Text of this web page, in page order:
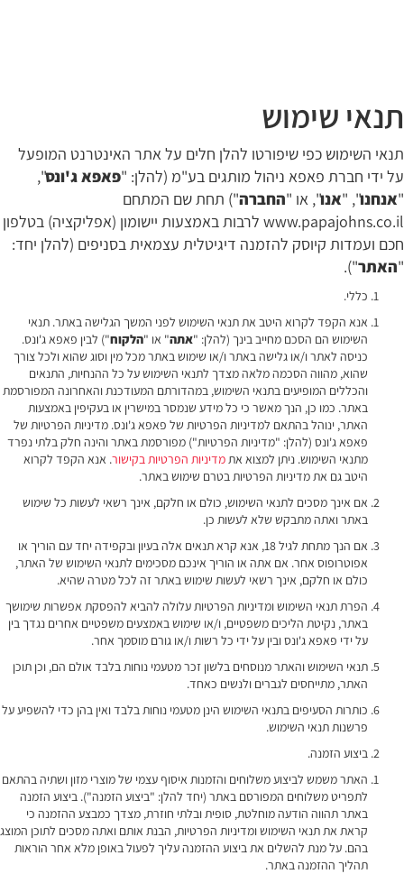
תנאי שימוש
תנאי השימוש כפי שיפורטו להלן חלים על אתר האינטרנט המופעל
על ידי חברת פאפא ניהול מותגים בע"מ (להלן: "פאפא ג'ונס",
"אנחנו", "אנו", או "החברה") תחת שם המתחם
www.papajohns.co.il לרבות באמצעות יישומון (אפליקציה) בטלפון
חכם ועמדות קיוסק להזמנה דיגיטלית עצמאית בסניפים (להלן יחד:
"האתר").
כללי.
אנא הקפד לקרוא היטב את תנאי השימוש לפני המשך הגלישה באתר. תנאי
השימוש הם הסכם מחייב בינך (להלן: "אתה" או "הלקוח") לבין פאפא ג'ונס.
כניסה לאתר ו/או גלישה באתר ו/או שימוש באתר מכל מין וסוג שהוא ולכל צורך
שהוא, מהווה הסכמה מלאה מצדך לתנאי השימוש על כל ההנחיות, התנאים
והכללים המופיעים בתנאי השימוש, במהדורתם המעודכנת והאחרונה המפורסמת
באתר. כמו כן, הנך מאשר כי כל מידע שנמסר במישרין או בעקיפין באמצעות
האתר, ינוהל בהתאם למדיניות הפרטיות של פאפא ג'ונס. מדיניות הפרטיות של
פאפא ג'ונס (להלן: "מדיניות הפרטיות") מפורסמת באתר והינה חלק בלתי נפרד
מתנאי השימוש. ניתן למצוא אתמדיניות הפרטיות בקישור. אנא הקפד לקרוא
היטב גם את מדיניות הפרטיות בטרם שימוש באתר.
אם אינך מסכים לתנאי השימוש, כולם או חלקם, אינך רשאי לעשות כל שימוש
באתר ואתה מתבקש שלא לעשות כן.
אם הנך מתחת לגיל 18, אנא קרא תנאים אלה בעיון ובקפידה יחד עם הוריך או
אפוטרופוס אחר. אם אתה או הוריך אינכם מסכימים לתנאי השימוש של האתר,
כולם או חלקם, אינך רשאי לעשות שימוש באתר זה לכל מטרה שהיא.
הפרת תנאי השימוש ומדיניות הפרטיות עלולה להביא להפסקת אפשרות שימושך
באתר, נקיטת הליכים משפטיים, ו/או שימוש באמצעים משפטיים אחרים נגדך בין
על ידי פאפא ג'ונס ובין על ידי כל רשות ו/או גורם מוסמך אחר.
תנאי השימוש והאתר מנוסחים בלשון זכר מטעמי נוחות בלבד אולם הם, וכן תוכן
האתר, מתייחסים לגברים ולנשים כאחד.
כותרות הסעיפים בתנאי השימוש הינן מטעמי נוחות בלבד ואין בהן כדי להשפיע על
פרשנות תנאי השימוש.
ביצוע הזמנה.
האתר משמש לביצוע משלוחים והזמנות איסוף עצמי של מוצרי מזון ושתיה בהתאם
לתפריט משלוחים המפורסם באתר (יחד להלן: "ביצוע הזמנה"). ביצוע הזמנה
באתר תהווה הודעה מוחלטת, סופית ובלתי חוזרת, מצדך כמבצע ההזמנה כי
קראת את תנאי השימוש ומדיניות הפרטיות, הבנת אותם ואתה מסכים לתוכן המוצג
בהם. על מנת להשלים את ביצוע ההזמנה עליך לפעול באופן מלא אחר הוראות
תהליך ההזמנה באתר.